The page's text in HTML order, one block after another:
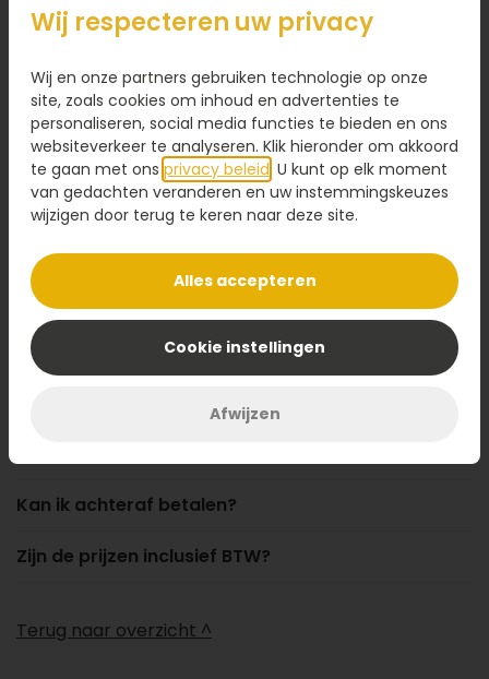
Betalen en vouchers
Hoe kan ik betalen?
Hoe gebruik in mijn voucher of kortingcode?
Hoe betaal ik met een cadeaubon of giftcard?
Wat als ik niet genoeg saldo heb op mijn
Cadeaubon of giftcard?
Wat is het verschil tussen een voucher en
cadeaubon?
Kan ik meerdere vouchers of cadeaubonnen
Kan ik achteraf betalen?
Zijn de prijzen inclusief BTW?
Terug naar overzicht ^
Wij respecteren uw privacy
Wij en onze partners gebruiken technologie op onze
site, zoals cookies om inhoud en advertenties te
personaliseren, social media functies te bieden en ons
websiteverkeer te analyseren. Klik hieronder om akkoord
te gaan met ons privacy beleid . U kunt op elk moment
van gedachten veranderen en uw instemmingskeuzes
wijzigen door terug te keren naar deze site.
Alles accepteren
Cookie instellingen
Afwijzen